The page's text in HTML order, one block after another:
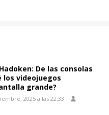
De las consolas
los videojuegos
grande?
2025 a las 22:33